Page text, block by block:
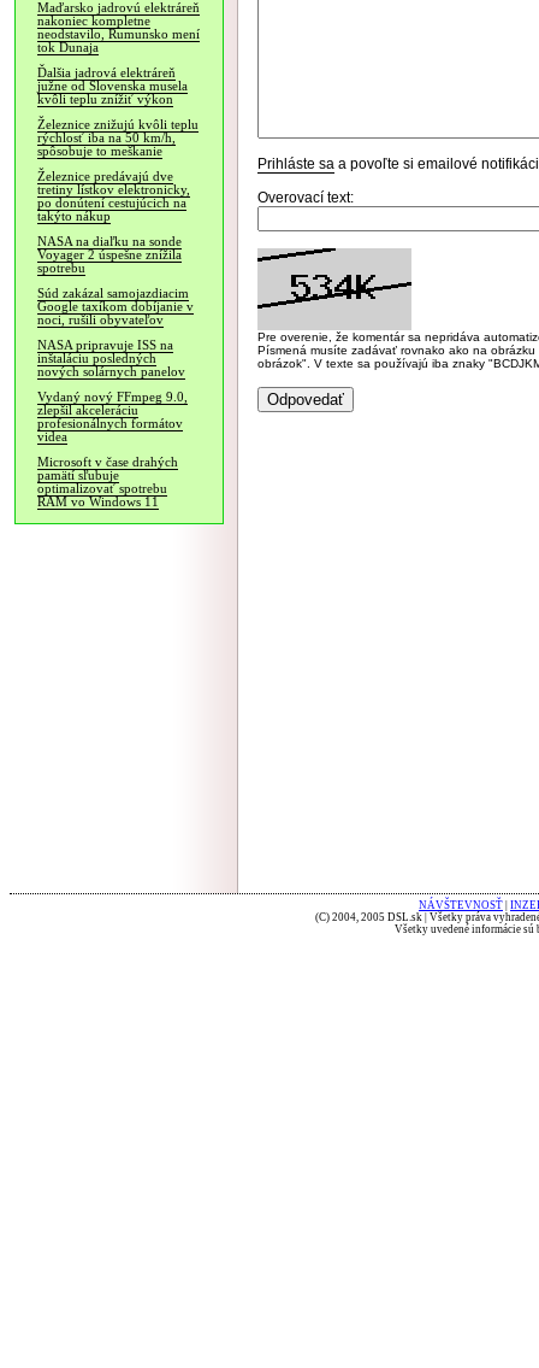
Maďarsko jadrovú elektráreň
nakoniec kompletne
neodstavilo, Rumunsko mení
tok Dunaja
Ďalšia jadrová elektráreň
južne od Slovenska musela
kvôli teplu znížiť výkon
Železnice znižujú kvôli teplu
rýchlosť iba na 50 km/h,
spôsobuje to meškanie
Železnice predávajú dve
tretiny lístkov elektronicky,
po donútení cestujúcich na
takýto nákup
NASA na diaľku na sonde
Voyager 2 úspešne znížila
spotrebu
Súd zakázal samojazdiacim
Google taxíkom dobíjanie v
noci, rušili obyvateľov
NASA pripravuje ISS na
inštaláciu posledných
nových solárnych panelov
Vydaný nový FFmpeg 9.0,
zlepšil akceleráciu
profesionálnych formátov
videa
Microsoft v čase drahých
pamätí sľubuje
optimalizovať spotrebu
RAM vo Windows 11
Prihláste sa a povoľte si emailové
Overovací text:
Pre overenie, že komentár sa nepridáva
Písmená musíte zadávať rovnako ako na
obrázok". V texte sa používajú iba znaky
NÁVŠTEVNOSŤ
(C) 2004, 2005 DSL.sk | Všetky práva
Všetky uvedené informácie sú